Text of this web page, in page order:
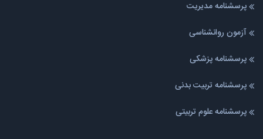
پرسشنامه مدیریت
آزمون روانشناسی
پرسشنامه پزشکی
پرسشنامه تربیت بدنی
پرسشنامه علوم تربیتی